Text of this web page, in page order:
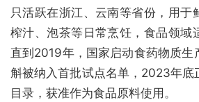
只活跃在浙江、云南等省份，用于
榨汁、泡茶等日常烹饪，食品领域
直到2019年，国家启动食药物质生
斛被纳入首批试点名单，2023年底
目录，获准作为食品原料使用。